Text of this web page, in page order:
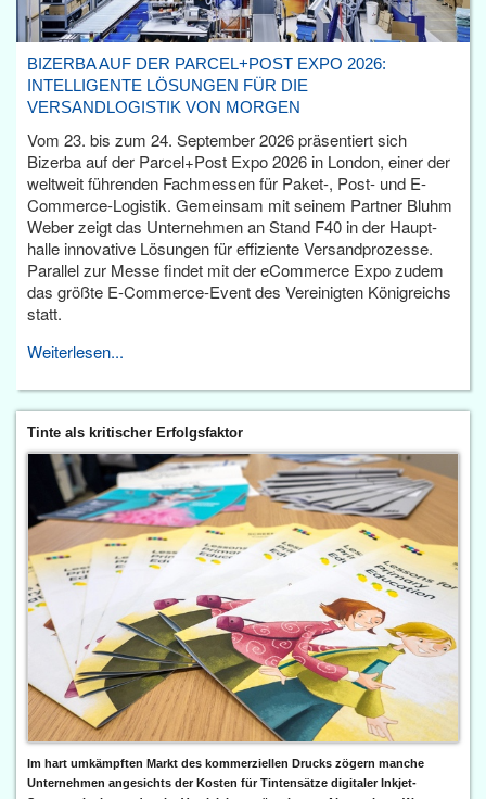
BIZERBA AUF DER PARCEL+POST EXPO 2026:
INTELLIGENTE LÖSUNGEN FÜR DIE
VERSANDLOGISTIK VON MORGEN
Vom 23. bis zum 24. September 2026 präsentiert sich
Bizerba auf der Parcel+Post Expo 2026 in London, einer der
weltweit führenden Fachmessen für Paket-, Post- und E-
Commerce-Logistik. Gemeinsam mit seinem Partner Bluhm
Weber zeigt das Unternehmen an Stand F40 in der Haupt­
halle innovative Lösungen für effiziente Versandprozesse.
Parallel zur Messe findet mit der eCommerce Expo zudem
das größte E-Commerce-Event des Vereinigten Königreichs
statt.
Weiterlesen...
Tinte als kritischer Erfolgsfaktor
Im hart umkämpften Markt des kommerziellen Drucks zögern manche
Unternehmen angesichts der Kosten für Tintensätze digitaler Inkjet-